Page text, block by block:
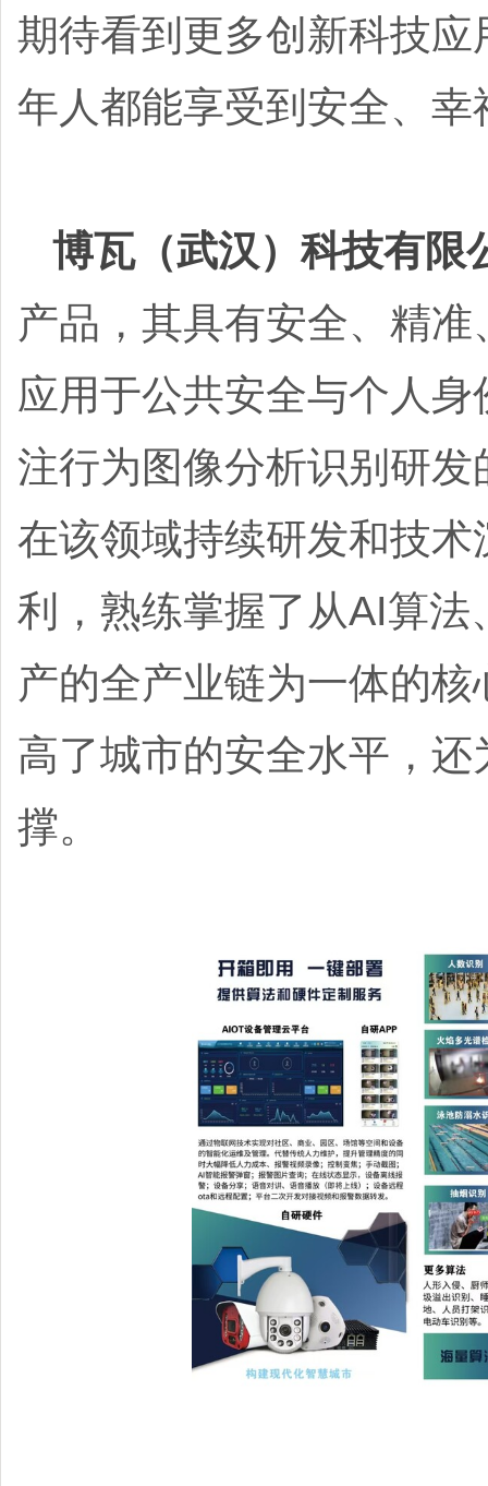
期待看到更多创新科技
年人都能享受到安全、
博瓦（武汉）科技有限
产品，其具有安全、精
应用于公共安全与个人
注行为图像分析识别研
在该领域持续研发和技
利，熟练掌握了从AI算
产的全产业链为一体的
高了城市的安全水平，
撑。